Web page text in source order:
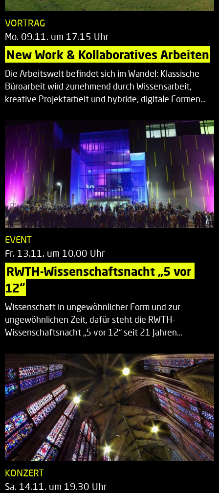
VORTRAG
Mo. 09.11. um 17.15 Uhr
New Work & Kollaboratives Arbeiten
Die Arbeitswelt befindet sich im Wandel: Klassische
Büroarbeit wird zunehmend durch Wissensarbeit,
kreative Projektarbeit und hybride, digitale Formen…
EVENT
Fr. 13.11. um 10.00 Uhr
RWTH-Wissenschaftsnacht „5 vor
12“
Wissenschaft in ungewöhnlicher Form und zur
ungewöhnlichen Zeit, dafür steht die RWTH-
Wissenschaftsnacht „5 vor 12“ seit 21 Jahren…
KONZERT
Sa. 14.11. um 19.30 Uhr